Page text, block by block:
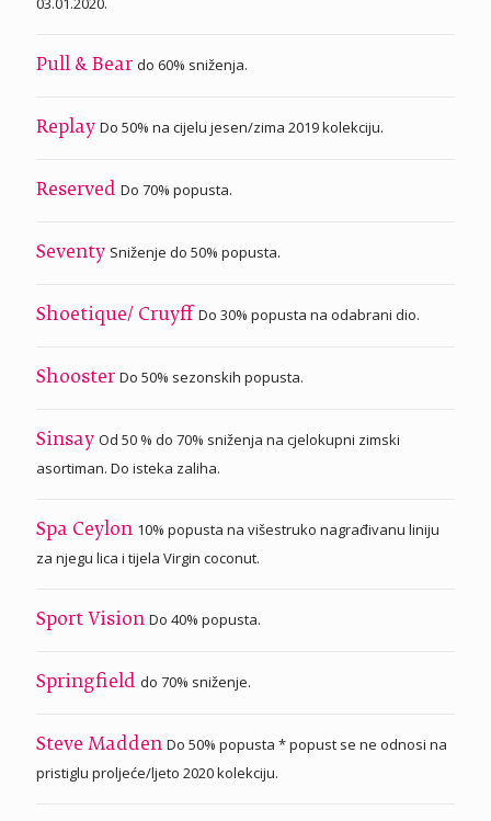
Pull & Bear do 60% sniženja.
Replay Do 50% na cijelu jesen/zima 2019 kolekciju.
Reserved Do 70% popusta.
Seventy Sniženje do 50% popusta.
Shoetique/ Cruyff Do 30% popusta na odabrani dio.
Shooster Do 50% sezonskih popusta.
Sinsay Od 50 % do 70% sniženja na cjelokupni zimski
asortiman. Do isteka zaliha.
Spa Ceylon 10% popusta na višestruko nagrađivanu liniju
za njegu lica i tijela Virgin coconut.
Sport Vision Do 40% popusta.
Springfield do 70% sniženje.
Steve Madden Do 50% popusta * popust se ne odnosi na
pristiglu proljeće/ljeto 2020 kolekciju.